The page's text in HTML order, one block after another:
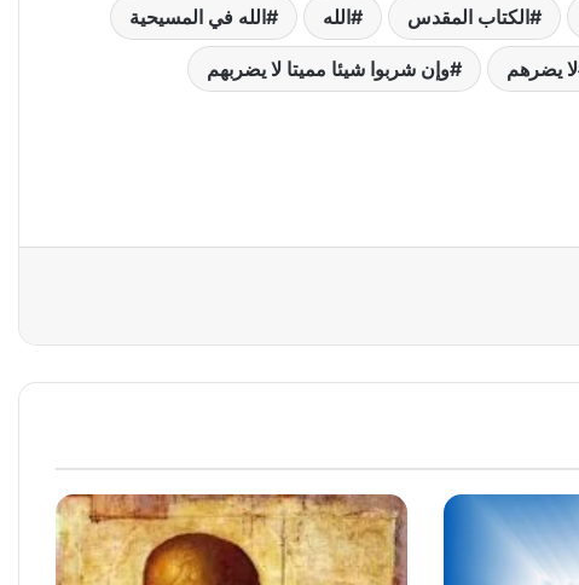
الكتاب المقدس الله الله في المسيحية
لا يضرهم وإن شربوا شيئا مميتا لا يضربهم